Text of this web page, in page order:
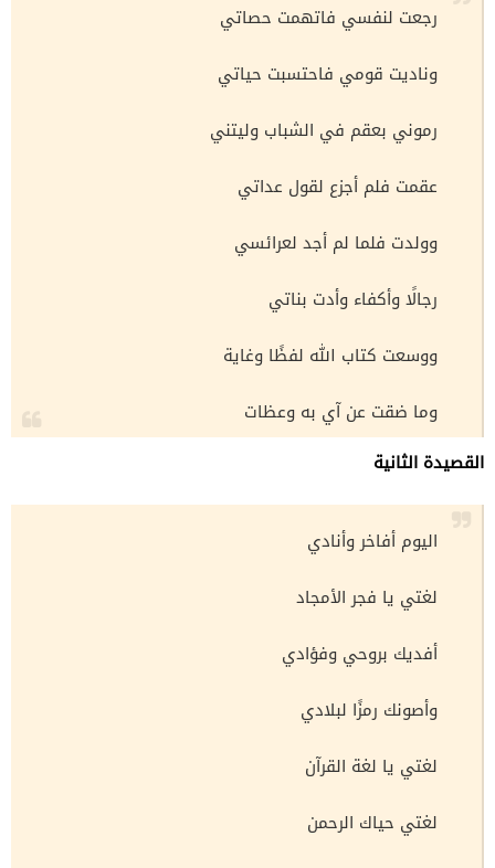
رجعت لنفسي فاتهمت حصاتي
وناديت قومي فاحتسبت حياتي
رموني بعقم في الشباب وليتني
عقمت فلم أجزع لقول عداتي
وولدت فلما لم أجد لعرائسي
رجالًا وأكفاء وأدت بناتي
ووسعت كتاب الله لفظًا وغاية
وما ضقت عن آي به وعظات
القصيدة الثانية
اليوم أفاخر وأنادي
لغتي يا فجر الأمجاد
أفديك بروحي وفؤادي
وأصونك رمزًا لبلادي
لغتي يا لغة القرآن
لغتي حياك الرحمن